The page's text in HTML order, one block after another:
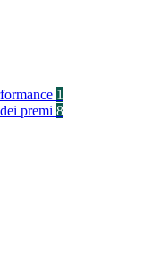
1
premi 8